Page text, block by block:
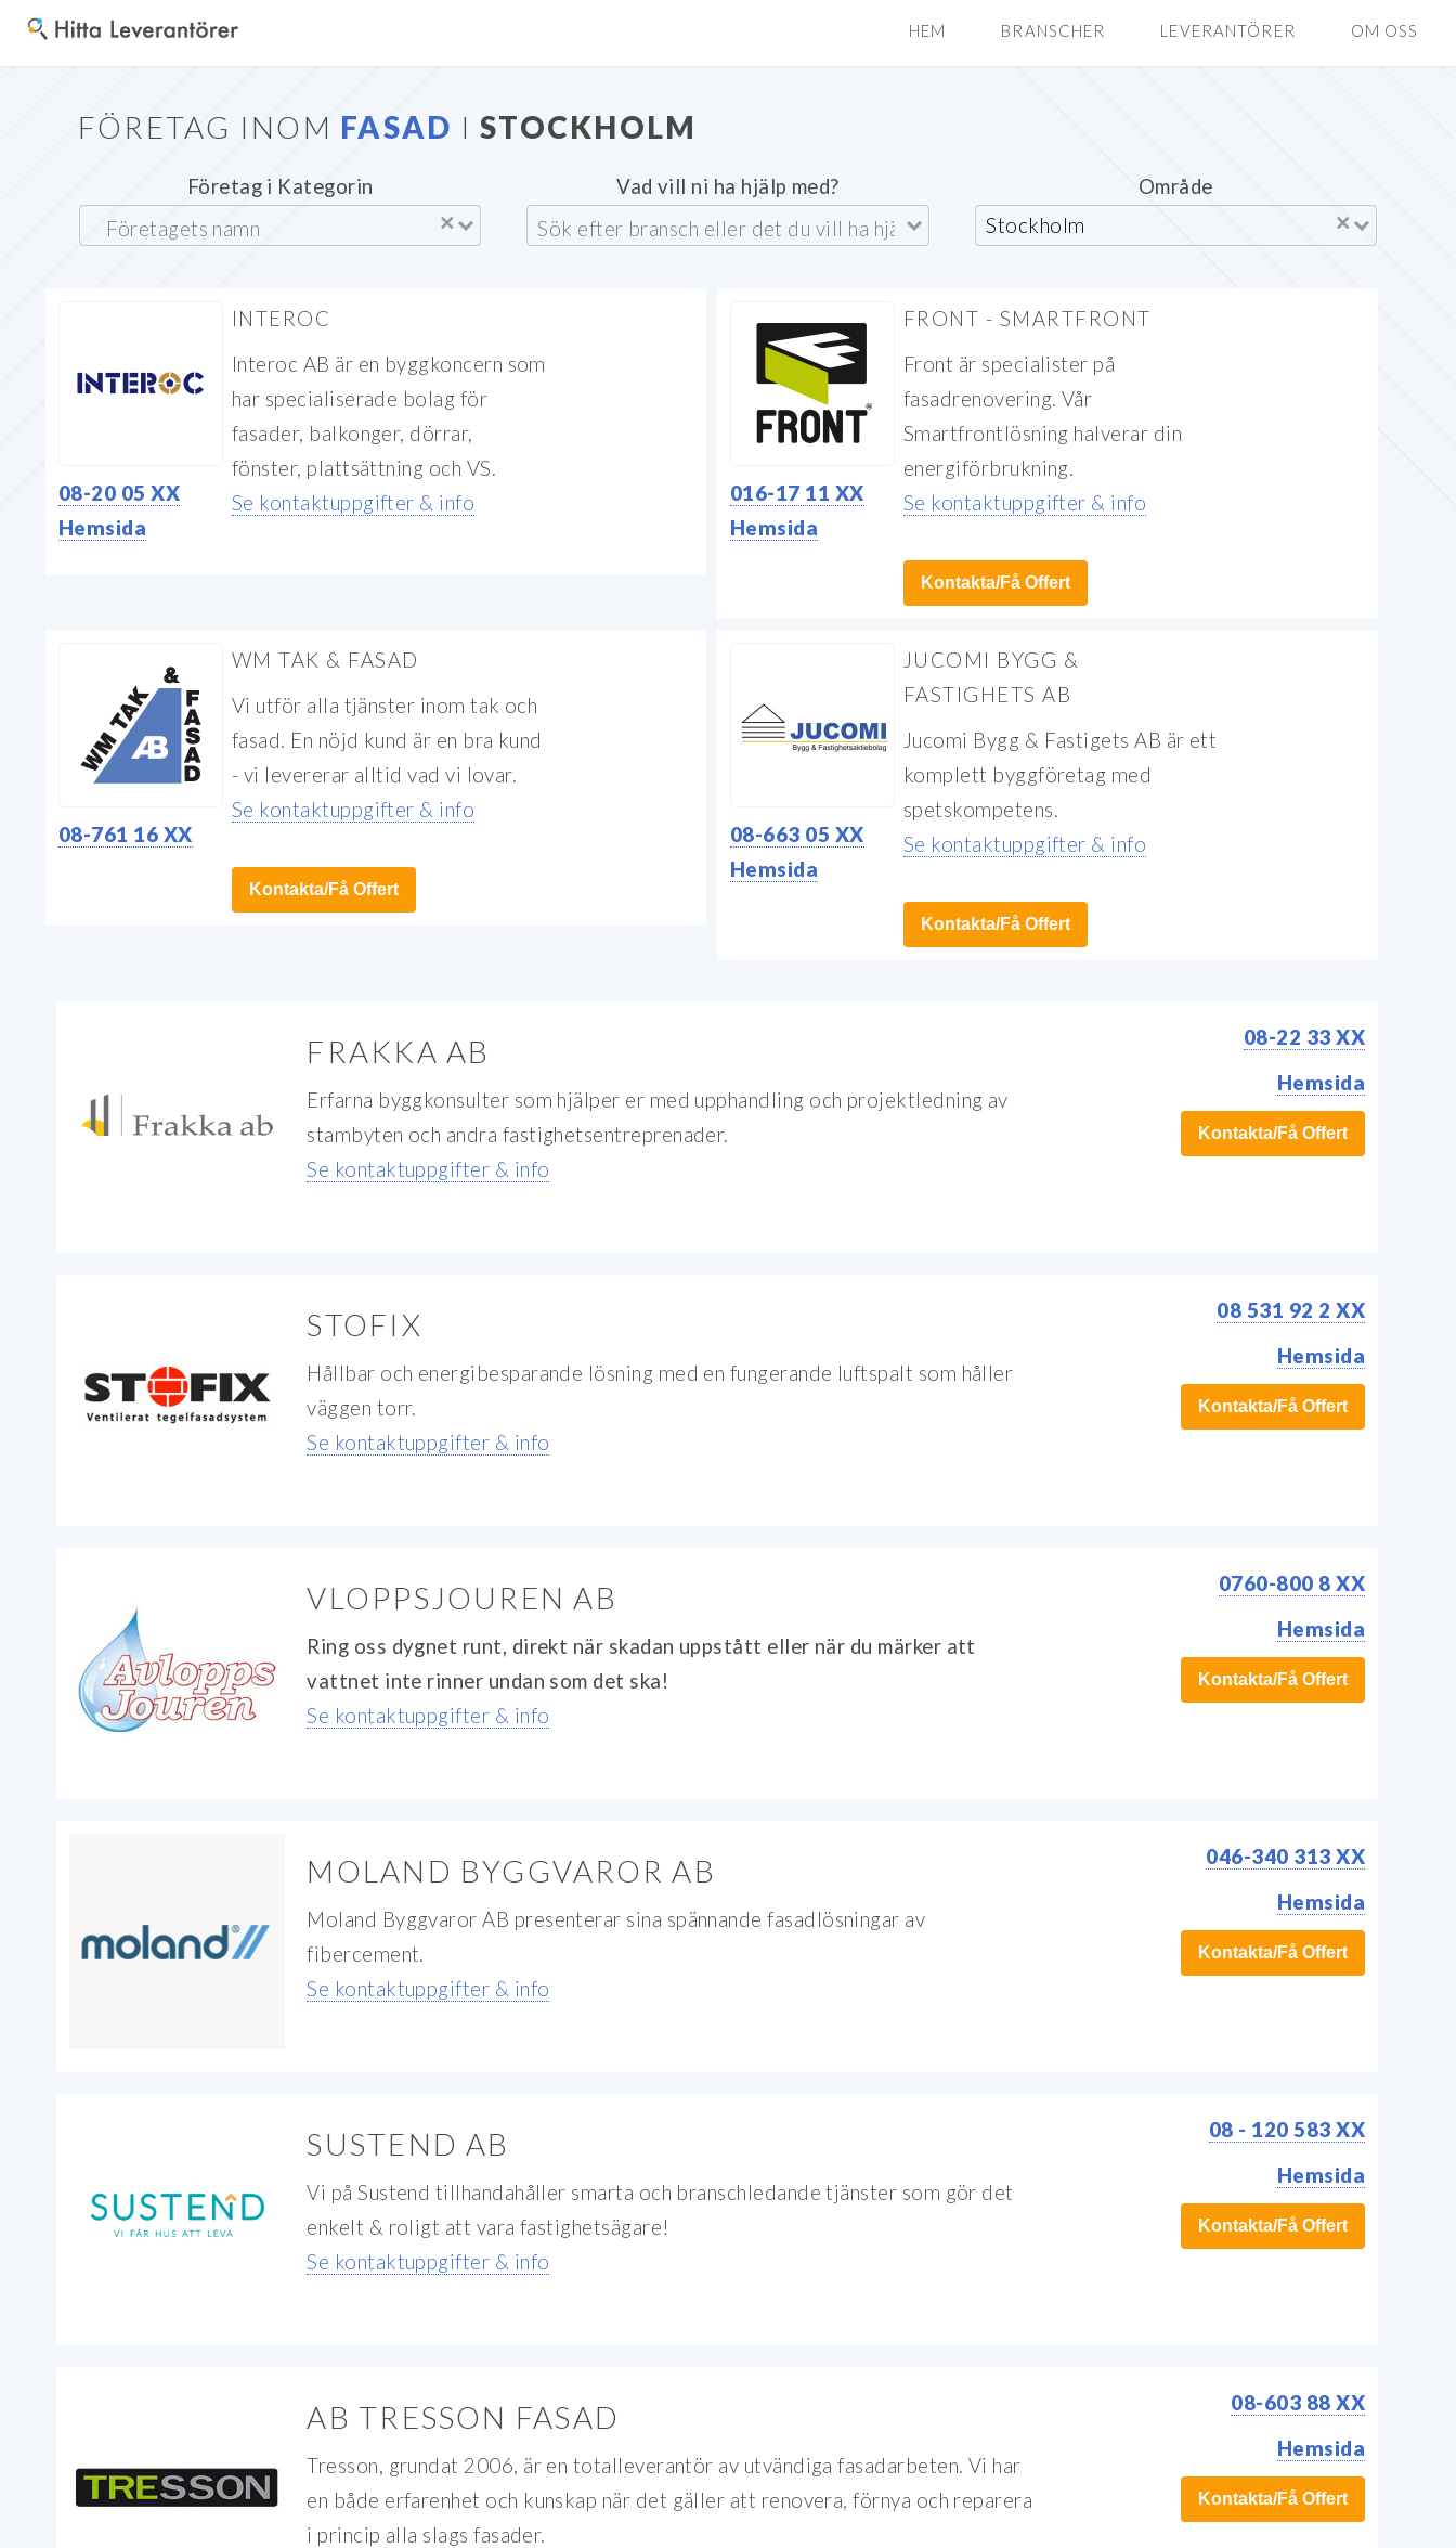
HEM BRANSCHER LEVERANTÖRER OM OSS
FÖRETAG INOM FASAD ISTOCKHOLM
Företag i Kategorin
×
Vad vill ni ha hjälp med?
Område
Stockholm
×
08-20 05 XX
Hemsida
INTEROC
Interoc AB är en byggkoncern som
har specialiserade bolag för
fasader, balkonger, dörrar,
fönster, plattsättning och VS.
Se kontaktuppgifter & info
016-17 11 XX
Hemsida
FRONT - SMARTFRONT
Front är specialister på
fasadrenovering. Vår
Smartfrontlösning halverar din
energiförbrukning.
Se kontaktuppgifter & info
Kontakta/Få Offert
08-761 16 XX
WM TAK & FASAD
Vi utför alla tjänster inom tak och
fasad. En nöjd kund är en bra kund
- vi levererar alltid vad vi lovar.
Se kontaktuppgifter & info
Kontakta/Få Offert
08-663 05 XX
Hemsida
JUCOMI BYGG &
FASTIGHETS AB
Jucomi Bygg & Fastigets AB är ett
komplett byggföretag med
spetskompetens.
Se kontaktuppgifter & info
Kontakta/Få Offert
FRAKKA AB
Erfarna byggkonsulter som hjälper er med upphandling och projektledning av
stambyten och andra fastighetsentreprenader.
Se kontaktuppgifter & info
08-22 33 XX
Hemsida
Kontakta/Få Offert
STOFIX
Hållbar och energibesparande lösning med en fungerande luftspalt som håller
väggen torr.
Se kontaktuppgifter & info
08 531 92 2 XX
Hemsida
Kontakta/Få Offert
VLOPPSJOUREN AB
Ring oss dygnet runt, direkt när skadan uppstått eller när du märker att
vattnet inte rinner undan som det ska!
Se kontaktuppgifter & info
0760-800 8 XX
Hemsida
Kontakta/Få Offert
MOLAND BYGGVAROR AB
Moland Byggvaror AB presenterar sina spännande fasadlösningar av
fibercement.
Se kontaktuppgifter & info
046-340 313 XX
Hemsida
Kontakta/Få Offert
SUSTEND AB
Vi på Sustend tillhandahåller smarta och branschledande tjänster som gör det
enkelt & roligt att vara fastighetsägare!
Se kontaktuppgifter & info
08 - 120 583 XX
Hemsida
Kontakta/Få Offert
AB TRESSON FASAD
Tresson, grundat 2006, är en totalleverantör av utvändiga fasadarbeten. Vi har
en både erfarenhet och kunskap när det gäller att renovera, förnya och reparera
i princip alla slags fasader.
08-603 88 XX
Hemsida
Kontakta/Få Offert